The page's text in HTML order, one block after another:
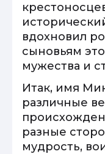
вдохновил
сыновьям
мужества и
Итак, имя
различные
разные
мудрость,